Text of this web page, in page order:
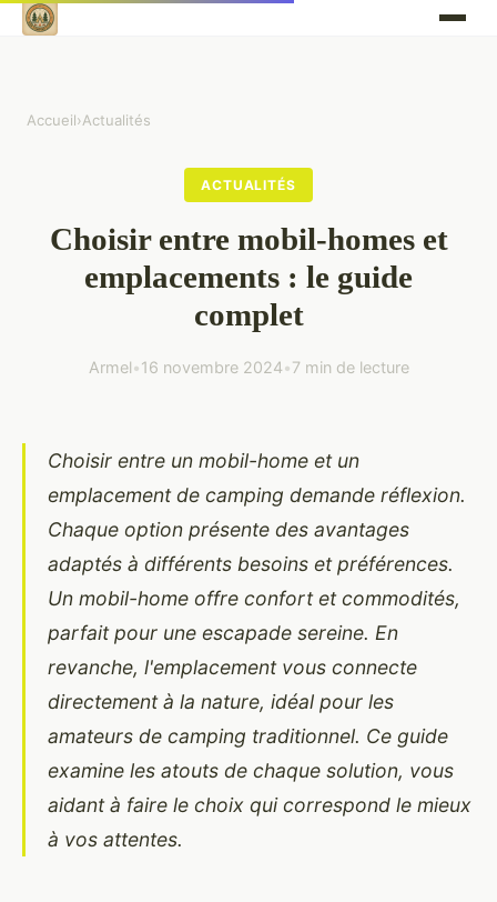
Accueil›Actualités
ACTUALITÉS
Choisir entre mobil-homes et
emplacements : le guide
complet
Armel•16 novembre 2024•7 min de lecture
Choisir entre un mobil-home et un
emplacement de camping demande réflexion.
Chaque option présente des avantages
adaptés à différents besoins et préférences.
Un mobil-home offre confort et commodités,
parfait pour une escapade sereine. En
revanche, l'emplacement vous connecte
directement à la nature, idéal pour les
amateurs de camping traditionnel. Ce guide
examine les atouts de chaque solution, vous
aidant à faire le choix qui correspond le mieux
à vos attentes.